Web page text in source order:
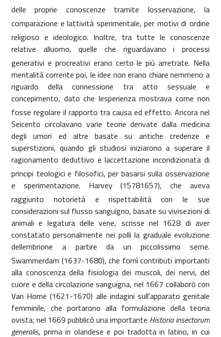
delle proprie conoscenze tramite losservazione, la
comparazione e lattività sperimentale, per motivi di ordine
religioso e ideologico. Inoltre, tra tutte le conoscenze
relative alluomo, quelle che riguardavano i processi
generativi e procreativi erano certo le più arretrate. Nella
mentalità corrente poi, le idee non erano chiare nemmeno a
riguardo della connessione tra atto sessuale e
concepimento, dato che lesperienza mostrava come non
fosse regolare il rapporto tra causa ed effetto. Ancora nel
Seicento circolavano varie teorie derivate dalla medicina
degli umori ed altre basate su antiche credenze e
superstizioni, quando gli studiosi iniziarono a superare il
ragionamento deduttivo e laccettazione incondizionata di
principi teologici e filosofici, per basarsi sulla osservazione
e sperimentazione. Harvey (15781657), che aveva
raggiunto notorietà e rispettabilità con le sue
considerazioni sul flusso sanguigno, basate su vivisezioni di
animali e legatura delle vene, scrisse nel 1628 di aver
constatato personalmente nei polli la graduale evoluzione
dellembrione a partire da un piccolissimo seme.
Swammerdam (1637-1680), che fornì contributi importanti
alla conoscenza della fisiologia dei muscoli, dei nervi, del
cuore e della circolazione sanguigna, nel 1667 collaborò con
Van Horne (1621-1670) alle indagini sull'apparato genitale
femminile, che portarono alla formulazione della teoria
ovista; nel 1669 pubblicò una importante Historia insectorum
generalis, prima in olandese e poi tradotta in latino, in cui